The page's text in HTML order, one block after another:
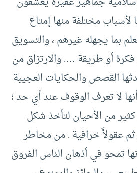
لأسباب مختلفة منها إمتاع
بما يجهله غيرهم ، والتسويق
أو طريقة …. والارتزاق من
القصص والحكايات العجيبة
لا تعرف الوقوف عند أي حد ؛
من الأحيان لتأخذ شكل
ثم عقولاًَ خرافية . من مخاطر
تمحو في أذهان الناس الفروق